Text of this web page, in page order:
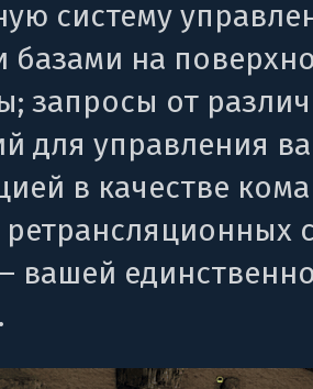
систему
базами на
запросы от
для управления
в качестве
вашей